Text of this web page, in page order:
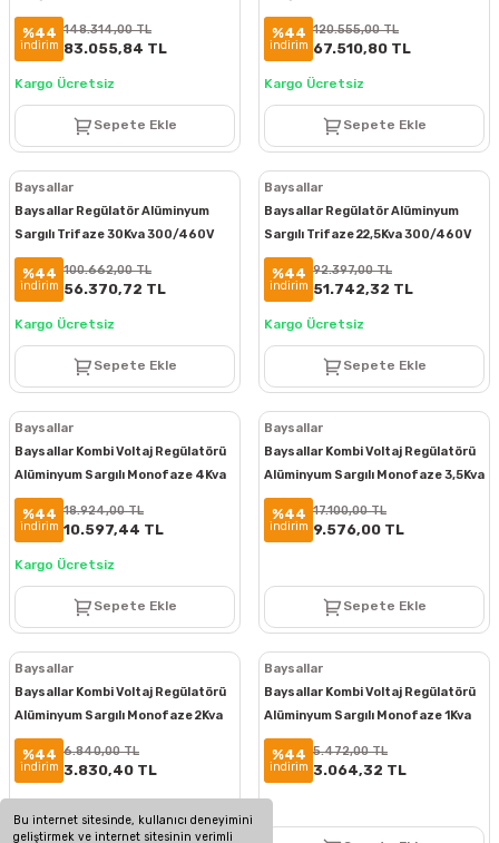
Bu internet sitesinde, kullanıcı deneyimini
geliştirmek ve internet sitesinin verimli
BTS60300
%44
indirim
148.314,00 TL
83.055,84 TL
Kargo Ücretsiz
Sepete Ekle
BTS45300
%44
indirim
120.555,00 TL
67.510,80 TL
Kargo Ücretsiz
Sepete Ekle
Baysallar
Baysallar Regülatör Alüminyum
Sargılı Trifaze 30Kva 300/460V
BTS30300
%44
indirim
100.662,00 TL
56.370,72 TL
Kargo Ücretsiz
Sepete Ekle
Baysallar
Baysallar Regülatör Alüminyum
Sargılı Trifaze 22,5Kva 300/460V
BTS22300
%44
indirim
92.397,00 TL
51.742,32 TL
Kargo Ücretsiz
Sepete Ekle
Baysallar
Baysallar Kombi Voltaj Regülatörü
Alüminyum Sargılı Monofaze 4Kva
130/260V BKR4000
%44
indirim
18.924,00 TL
10.597,44 TL
Kargo Ücretsiz
Sepete Ekle
Baysallar
Baysallar Kombi Voltaj Regülatörü
Alüminyum Sargılı Monofaze 3,5Kva
130/260V BKR3500
%44
indirim
17.100,00 TL
9.576,00 TL
Sepete Ekle
Baysallar
Baysallar Kombi Voltaj Regülatörü
Alüminyum Sargılı Monofaze 2Kva
130/260V BKR2000
%44
indirim
6.840,00 TL
3.830,40 TL
Baysallar
Baysallar Kombi Voltaj Regülatörü
Alüminyum Sargılı Monofaze 1Kva
130/260V BKR1000
%44
indirim
5.472,00 TL
3.064,32 TL